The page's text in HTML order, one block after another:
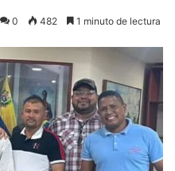
0 482 1 minuto de lectura